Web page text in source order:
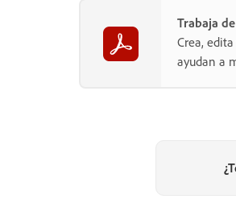
Trabaja
Crea,
ayudan a